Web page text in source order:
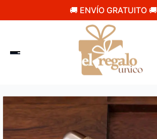
🚚 ENVÍO GRATUITO 🚚